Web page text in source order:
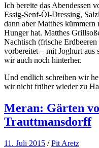
Ich bereite das Abendessen
Essig-Senf-Öl-Dressing,
dann aber Matthes kümmern
Hunger hat. Matthes
Nachtisch (frische
vorbereitet – mit Joghurt
wir auch noch hinterher.
Und endlich schreiben wir
wir nicht früher wieder zu
Meran: Gärten
Trauttmansdorff
11. Juli 2015 /Pit Aretz